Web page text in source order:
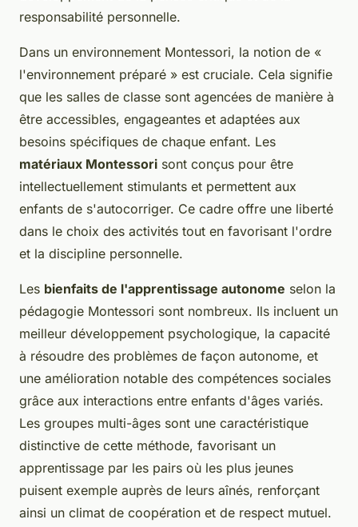
responsabilité personnelle.
Dans un environnement Montessori, la notion de «
l'environnement préparé » est cruciale. Cela signifie
que les salles de classe sont agencées de manière à
être accessibles, engageantes et adaptées aux
besoins spécifiques de chaque enfant. Les
matériaux Montessori sont conçus pour être
intellectuellement stimulants et permettent aux
enfants de s'autocorriger. Ce cadre offre une liberté
dans le choix des activités tout en favorisant l'ordre
et la discipline personnelle.
Les bienfaits de l'apprentissage autonome selon la
pédagogie Montessori sont nombreux. Ils incluent un
meilleur développement psychologique, la capacité
à résoudre des problèmes de façon autonome, et
une amélioration notable des compétences sociales
grâce aux interactions entre enfants d'âges variés.
Les groupes multi-âges sont une caractéristique
distinctive de cette méthode, favorisant un
apprentissage par les pairs où les plus jeunes
puisent exemple auprès de leurs aînés, renforçant
ainsi un climat de coopération et de respect mutuel.